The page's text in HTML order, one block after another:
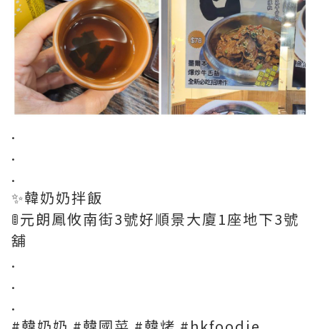
.
.
.
✨韓奶奶拌飯
🚦元朗鳳攸南街3號好順景大廈1座地下3號
舖
.
.
.